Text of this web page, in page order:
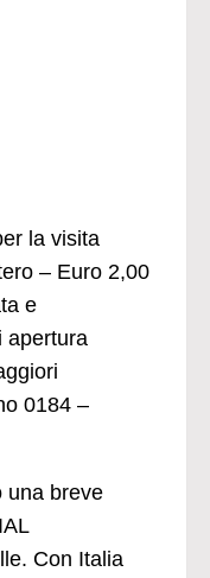
la visita
– Euro 2,00
e
apertura
0184 –
una breve
Con Italia